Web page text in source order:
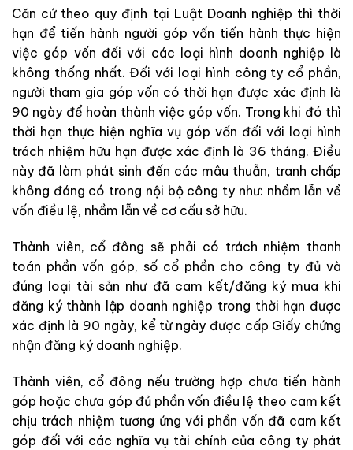
Căn cứ theo quy định tại Luật Doanh nghiệp thì thời
hạn để tiến hành người góp vốn tiến hành thực hiện
việc góp vốn đối với các loại hình doanh nghiệp là
không thống nhất. Đối với loại hình công ty cổ phần,
người tham gia góp vốn có thời hạn được xác định là
90 ngày để hoàn thành việc góp vốn. Trong khi đó thì
thời hạn thực hiện nghĩa vụ góp vốn đối với loại hình
trách nhiệm hữu hạn được xác định là 36 tháng. Điều
này đã làm phát sinh đến các mâu thuẫn, tranh chấp
không đáng có trong nội bộ công ty như: nhầm lẫn về
vốn điều lệ, nhầm lẫn về cơ cấu sở hữu.
Thành viên, cổ đông sẽ phải có trách nhiệm thanh
toán phần vốn góp, số cổ phần cho công ty đủ và
đúng loại tài sản như đã cam kết/đăng ký mua khi
đăng ký thành lập doanh nghiệp trong thời hạn được
xác định là 90 ngày, kể từ ngày được cấp Giấy chứng
nhận đăng ký doanh nghiệp.
Thành viên, cổ đông nếu trường hợp chưa tiến hành
góp hoặc chưa góp đủ phần vốn điều lệ theo cam kết
chịu trách nhiệm tương ứng với phần vốn đã cam kết
góp đối với các nghĩa vụ tài chính của công ty phát